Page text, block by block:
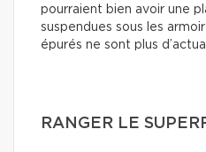
pourraient bien avoir une
suspendues sous les
épurés ne sont plus
RANGER LE